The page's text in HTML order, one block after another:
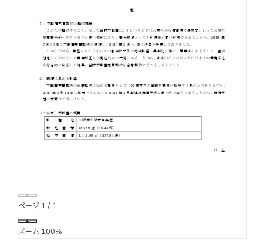
免責事項サイトマップ勧誘方針IRポリシー
ページ 1/ 1
ズーム 100%